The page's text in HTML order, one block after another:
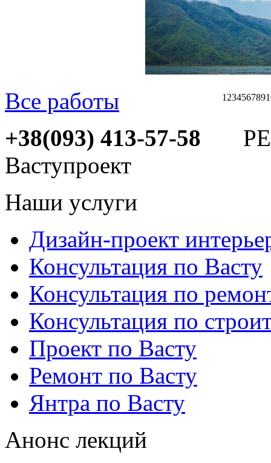
1 23456789
Все работы
+38(093) 413-57-58
Ваступроект
Наши услуги
Дизайн-проект
Консультация по Васту
Консультация по
Консультация по
Проект по Васту
Ремонт по Васту
Янтра по Васту
Анонс лекций